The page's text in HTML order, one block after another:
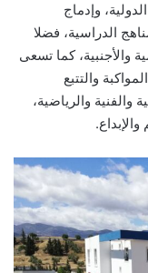
وإدماج
الدراسية، فضلا
والأجنبية، كما تسعى
والتتبع
والفنية والرياضية،